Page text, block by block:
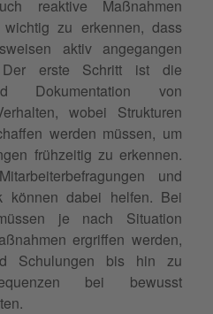
reaktive Maßnahmen
zu erkennen, dass
aktiv angegangen
Der erste Schritt ist die
Dokumentation von
wobei Strukturen
werden müssen, um
frühzeitig zu erkennen.
und
können dabei helfen. Bei
je nach Situation
ergriffen werden,
Schulungen bis hin zu
bei bewusst